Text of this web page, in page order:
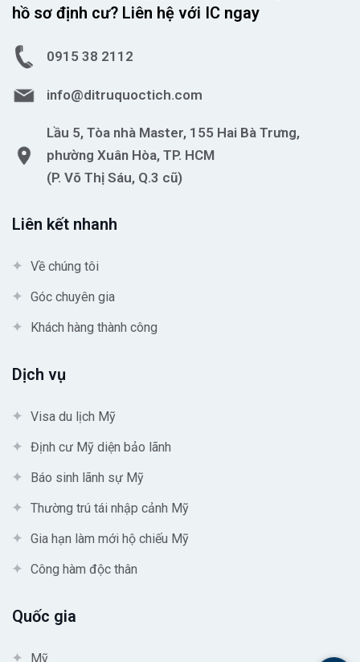
hồ sơ định cư? Liên hệ với IC ngay
0915 38 2112
info@ditruquoctich.com
Lầu 5, Tòa nhà Master, 155 Hai Bà Trưng,
phường Xuân Hòa, TP. HCM
(P. Võ Thị Sáu, Q.3 cũ)
Liên kết nhanh
Về chúng tôi
Góc chuyên gia
Khách hàng thành công
Dịch vụ
Visa du lịch Mỹ
Định cư Mỹ diện bảo lãnh
Báo sinh lãnh sự Mỹ
Thường trú tái nhập cảnh Mỹ
Gia hạn làm mới hộ chiếu Mỹ
Công hàm độc thân
Quốc gia
Mỹ